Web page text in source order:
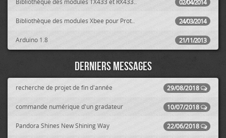
02/04/2014
24/03/2014
Bibliothèque des modules Xbee pour Prot..
21/11/2013
Arduino 1.8
Derniers messages
29/08/2018
recherche de projet de fin d'année
10/07/2018
commande numérique d'un gradateur
22/06/2018
Pandora Shines New Shining Way